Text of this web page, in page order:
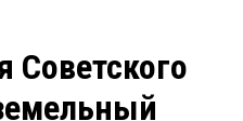
Рейтинги